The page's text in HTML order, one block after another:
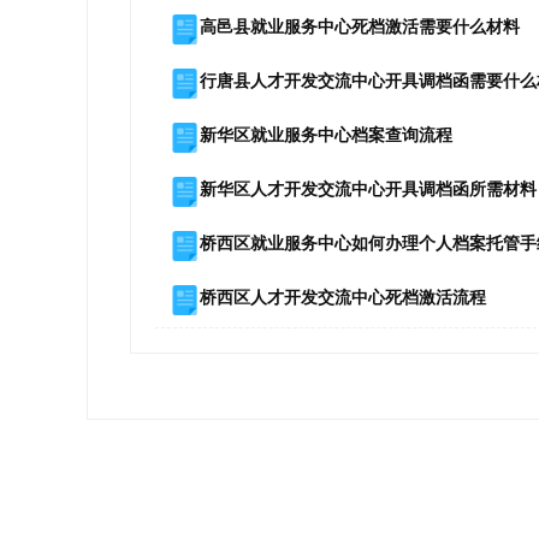
高邑县就业服务中心死档激活需要什么材料
行唐县人才开发交流中心开具调档函需要什
新华区就业服务中心档案查询流程
新华区人才开发交流中心开具调档函所需材料
桥西区就业服务中心如何办理个人档案托管
桥西区人才开发交流中心死档激活流程